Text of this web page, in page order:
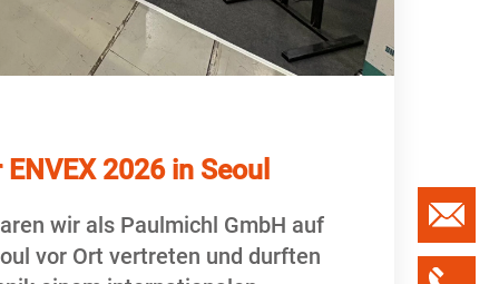
2026 in Seoul
wir als Paulmichl GmbH auf
vor Ort vertreten und durften